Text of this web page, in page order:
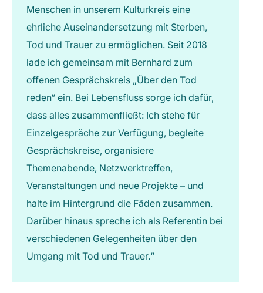
Menschen in unserem Kulturkreis eine
ehrliche Auseinandersetzung mit Sterben,
Tod und Trauer zu ermöglichen. Seit 2018
lade ich gemeinsam mit Bernhard zum
offenen Gesprächskreis „Über den Tod
reden“ ein. Bei Lebensfluss sorge ich dafür,
dass alles zusammenfließt: Ich stehe für
Einzelgespräche zur Verfügung, begleite
Gesprächskreise, organisiere
Themenabende, Netzwerktreffen,
Veranstaltungen und neue Projekte – und
halte im Hintergrund die Fäden zusammen.
Darüber hinaus spreche ich als Referentin bei
verschiedenen Gelegenheiten über den
Umgang mit Tod und Trauer.“